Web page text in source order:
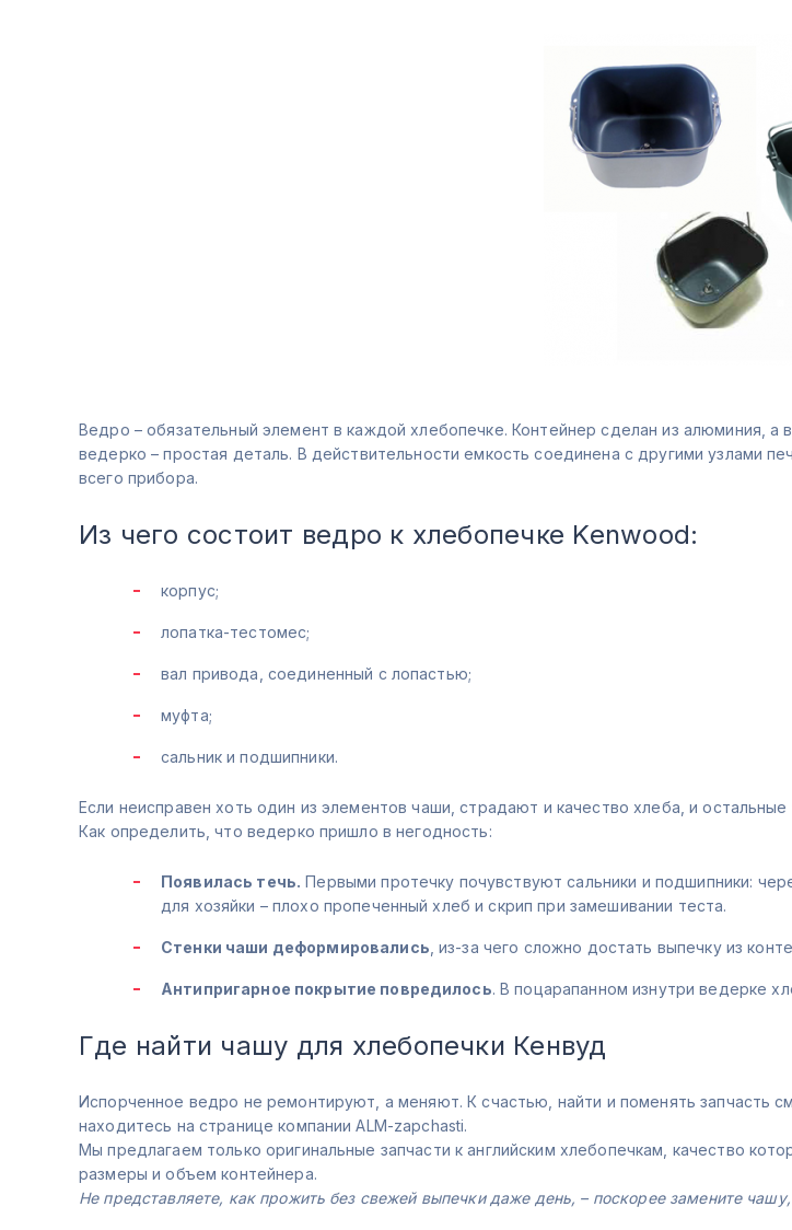
Ведро – обязательный элемент в каждой хлебопечке. Контейнер сделан из алюминия, а
ведерко – простая деталь. В действительности емкость соединена с другими узлами
всего прибора.
Из чего состоит ведро к хлебопечке Kenwood:
корпус;
лопатка-тестомес;
вал привода, соединенный с лопастью;
муфта;
сальник и подшипники.
Если неисправен хоть один из элементов чаши, страдают и качество хлеба, и остальные
Как определить, что ведерко пришло в негодность:
Появилась течь. Первыми протечку почувствуют сальники и подшипники:
для хозяйки – плохо пропеченный хлеб и скрип при замешивании теста.
Стенки чаши деформировались , из-за чего сложно достать выпечку из
Антипригарное покрытие повредилось. В поцарапанном изнутри ведерке
Где найти чашу для хлебопечки Кенвуд
Испорченное ведро не ремонтируют, а меняют. К счастью, найти и поменять запчасть
находитесь на странице компании ALM-zapchasti.
Мы предлагаем только оригинальные запчасти к английским хлебопечкам, качество
размеры и объем контейнера.
Не представляете, как прожить без свежей выпечки даже день, – поскорее замените